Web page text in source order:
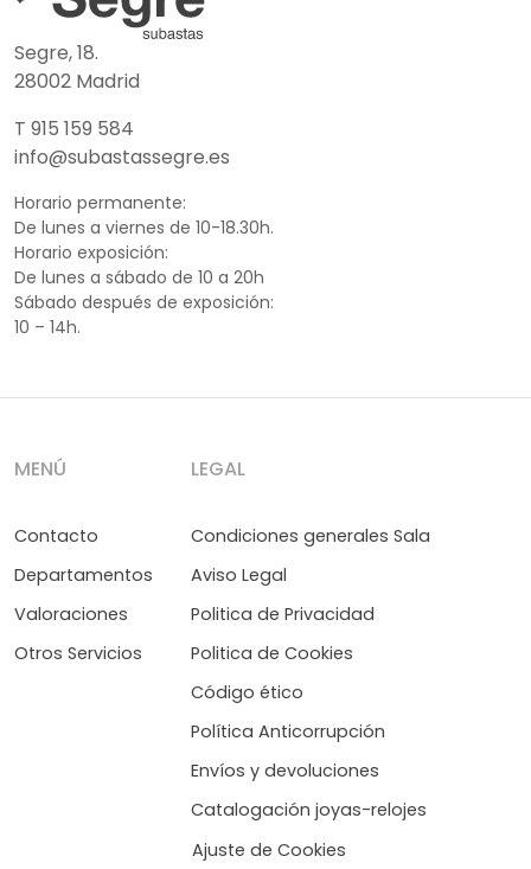
Segre, 18.
28002 Madrid
T 915 159 584
info@subastassegre.es
Horario permanente:
De lunes a viernes de 10-18.30h.
Horario exposición:
De lunes a sábado de 10 a 20h
Sábado después de exposición:
10 – 14h.
MENÚ
Contacto
Departamentos
Valoraciones
Otros Servicios
LEGAL
Condiciones generales Sala
Aviso Legal
Politica de Privacidad
Politica de Cookies
Código ético
Política Anticorrupción
Envíos y devoluciones
Catalogación joyas-relojes
Ajuste de Cookies